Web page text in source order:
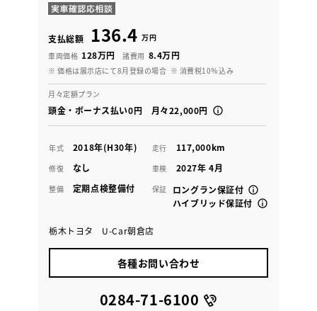
支払総額 136.4 万円
車両価格 128万円 諸費用 8.4万円
※ 価格は展示店にて8月登録の場合 ※ 消費税10％込み
月々定額プラン
頭金・ボーナス払い0円 月々22,000円
年式 2018年(H30年) 走行 117,000km
修復 なし 車検 2027年 4月
整備 定期点検整備付 保証
ロングラン保証付
ハイブリッド保証付
栃木トヨタ U-Car朝倉店
各種お問い合わせ
0284-71-6100